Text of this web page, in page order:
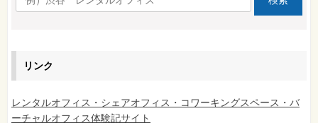
リンク
レンタルオフィス・シェアオフィス・コワーキングスペース・バ
ーチャルオフィス体験記サイト